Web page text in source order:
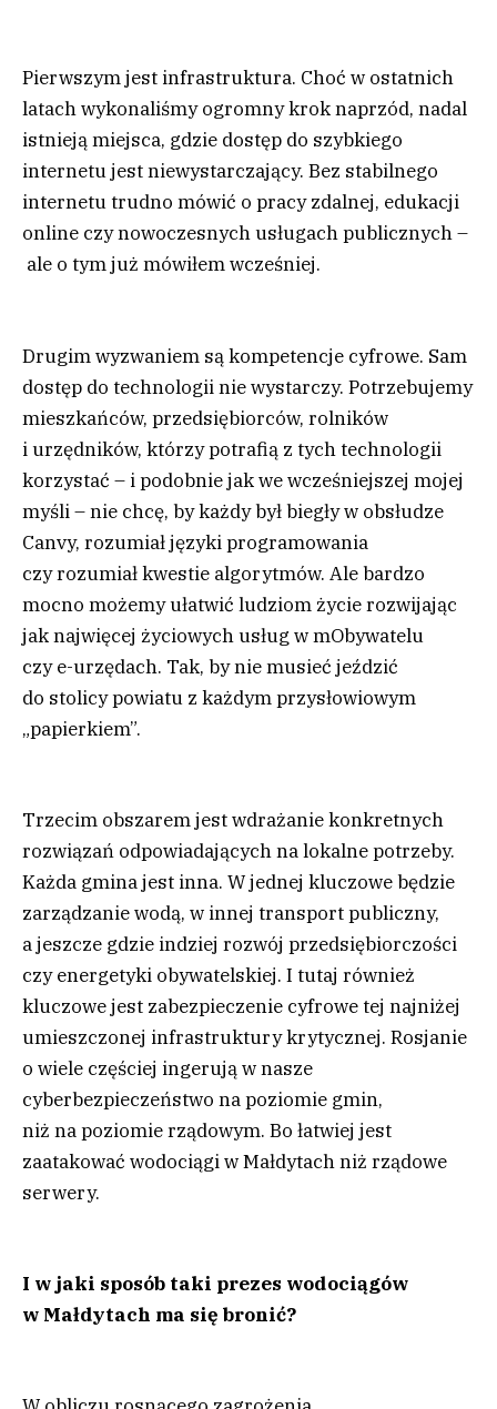
Pierwszym jest infrastruktura. Choć w ostatnich
latach wykonaliśmy ogromny krok naprzód, nadal
istnieją miejsca, gdzie dostęp do szybkiego
internetu jest niewystarczający. Bez stabilnego
internetu trudno mówić o pracy zdalnej, edukacji
online czy nowoczesnych usługach publicznych –
ale o tym już mówiłem wcześniej.
Drugim wyzwaniem są kompetencje cyfrowe. Sam
dostęp do technologii nie wystarczy. Potrzebujemy
mieszkańców, przedsiębiorców, rolników
i urzędników, którzy potrafią z tych technologii
korzystać – i podobnie jak we wcześniejszej mojej
myśli – nie chcę, by każdy był biegły w obsłudze
Canvy, rozumiał języki programowania
czy rozumiał kwestie algorytmów. Ale bardzo
mocno możemy ułatwić ludziom życie rozwijając
jak najwięcej życiowych usług w mObywatelu
czy e-urzędach. Tak, by nie musieć jeździć
do stolicy powiatu z każdym przysłowiowym
„papierkiem”.
Trzecim obszarem jest wdrażanie konkretnych
rozwiązań odpowiadających na lokalne potrzeby.
Każda gmina jest inna. W jednej kluczowe będzie
zarządzanie wodą, w innej transport publiczny,
a jeszcze gdzie indziej rozwój przedsiębiorczości
czy energetyki obywatelskiej. I tutaj również
kluczowe jest zabezpieczenie cyfrowe tej najniżej
umieszczonej infrastruktury krytycznej. Rosjanie
o wiele częściej ingerują w nasze
cyberbezpieczeństwo na poziomie gmin,
niż na poziomie rządowym. Bo łatwiej jest
zaatakować wodociągi w Małdytach niż rządowe
serwery.
I w jaki sposób taki prezes wodociągów
w Małdytach ma się bronić?